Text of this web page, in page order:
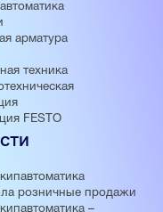
арматура
техника
FESTO
розничные продажи
–